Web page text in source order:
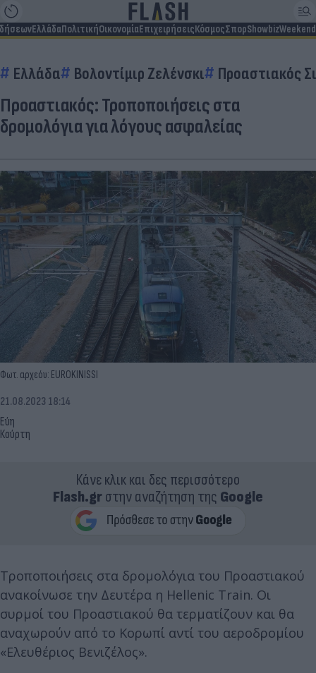
ΕλλάδαΠολιτικήΟικονομίαΕπιχειρήσειςΚόσμοςΣπορShowbizWeekend
Ελλάδα Βολοντίμιρ Ζελένσκι Προαστιακός
Προαστιακός: Τροποποιήσεις στα
δρομολόγια για λόγους ασφαλείας
Φωτ. αρχεόυ: EUROKINISSI
Εύη
Κούρτη
21.08.2023 18:14
Κάνε κλικ και δες περισσότερο
Flash.grστην αναζήτηση της Google
Τροποποιήσεις στα δρομολόγια του Προαστιακού
ανακοίνωσε την Δευτέρα η Hellenic Train. Οι
συρμοί του Προαστιακού θα τερματίζουν και θα
αναχωρούν από το Κορωπί αντί του αεροδρομίου
«Ελευθέριος Βενιζέλος».